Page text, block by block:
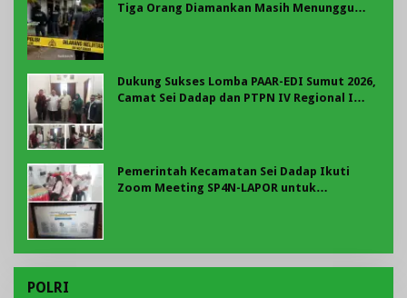
Tiga Orang Diamankan Masih Menunggu
Dukung Sukses Lomba PAAR-EDI Sumut 2026,
Camat Sei Dadap dan PTPN IV Regional I
Pemerintah Kecamatan Sei Dadap Ikuti
Zoom Meeting SP4N-LAPOR untuk
POLRI